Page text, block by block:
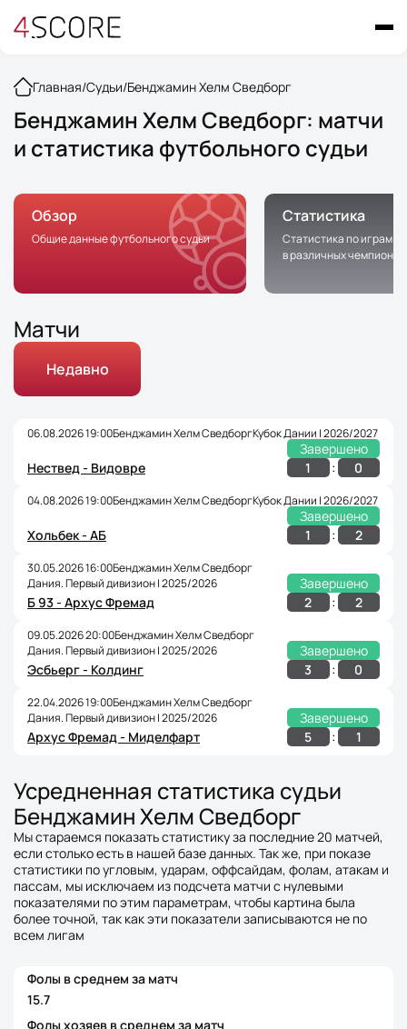
Главная/Судьи/Бенджамин Хелм Сведборг
Бенджамин Хелм Сведборг: матчи
и статистика футбольного судьи
Обзор
Общие данные футбольного судьи
Статистика
Статистика по играм с
в различных
Матчи
Недавно
06.08.2026 19:00Бенджамин Хелм СведборгКубок Дании | 2026/2027
Завершено
Нествед - Видовре
1 : 0
04.08.2026 19:00Бенджамин Хелм СведборгКубок Дании | 2026/2027
Завершено
Хольбек - АБ
1 : 2
30.05.2026 16:00Бенджамин Хелм Сведборг
Дания. Первый дивизион | 2025/2026
Завершено
Б 93 - Архус Фремад
2 : 2
09.05.2026 20:00Бенджамин Хелм Сведборг
Дания. Первый дивизион | 2025/2026
Завершено
Эсбьерг - Колдинг
3 : 0
22.04.2026 19:00Бенджамин Хелм Сведборг
Дания. Первый дивизион | 2025/2026
Завершено
Архус Фремад - Миделфарт
5 : 1
Усредненная статистика судьи
Бенджамин Хелм Сведборг
Мы стараемся показать статистику за последние 20 матчей,
если столько есть в нашей базе данных. Так же, при показе
статистики по угловым, ударам, оффсайдам, фолам, атакам и
пассам, мы исключаем из подсчета матчи с нулевыми
показателями по этим параметрам, чтобы картина была
более точной, так как эти показатели записываются не по
всем лигам
Фолы в среднем за матч
15.7
Фолы хозяев в среднем за матч